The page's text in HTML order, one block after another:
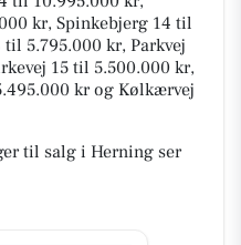
kr, Spinkebjerg 14 til
5.795.000 kr, Parkvej
15 til 5.500.000 kr,
kr og Kølkærvej
til salg i Herning ser